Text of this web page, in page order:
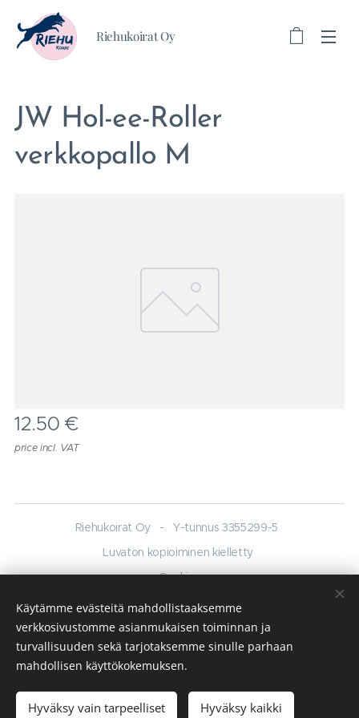
Riehukoirat Oy
JW Hol-ee-Roller
verkkopallo M
12.50 €
price incl. VAT
Add to cart
Riehukoirat Oy - Y-tunnus 3355299-5
Luvaton kopioiminen kielletty
Cookies
Languages
English
Suomi
Käytämme evästeitä mahdollistaaksemme
verkkosivustomme asianmukaisen toiminnan ja
turvallisuuden sekä tarjotaksemme sinulle parhaan
mahdollisen käyttökokemuksen.
Hyväksy vain tarpeelliset Hyväksy kaikki